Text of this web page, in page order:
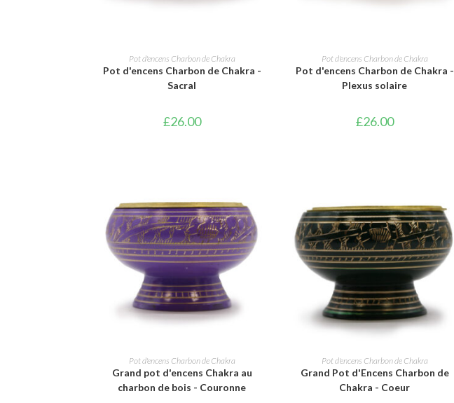
AJOUTER AU PANIER
Pot d'encens Charbon de Chakra
Pot d'encens Charbon de Chakra -
Sacral
£26.00
AJOUTER AU PANIER
Pot d'encens Charbon de Chakra
Pot d'encens Charbon de Chakra -
Plexus solaire
£26.00
AJOUTER AU PANIER
Pot d'encens Charbon de Chakra
Grand pot d'encens Chakra au
charbon de bois - Couronne
AJOUTER AU PANIER
Pot d'encens Charbon de Chakra
Grand Pot d'Encens Charbon de
Chakra - Coeur